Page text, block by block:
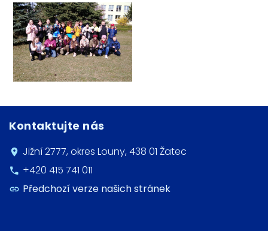
Kontaktujte nás
Jižní 2777, okres Louny, 438 01 Žatec
+420 415 741 011
Předchozí verze našich stránek